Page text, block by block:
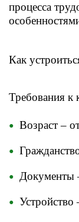
процесса
​​Как
​Требования к
Возраст –
Документы